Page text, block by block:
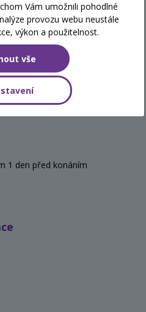
ohledem na
1 den před konáním
Vám umožnili pohodlné
provozu webu neustále
výkon a použitelnost.
vše